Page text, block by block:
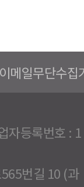
이메일무단수집
등록번호 : 1
번길 10 (과